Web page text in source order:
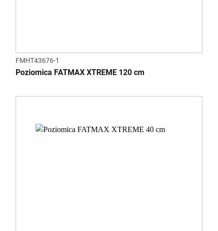
FMHT43676-1
Poziomica FATMAX XTREME 120 cm